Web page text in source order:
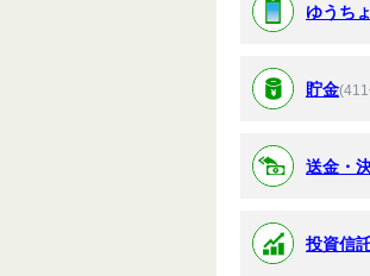
ゆうち
貯金
送金・
投資信